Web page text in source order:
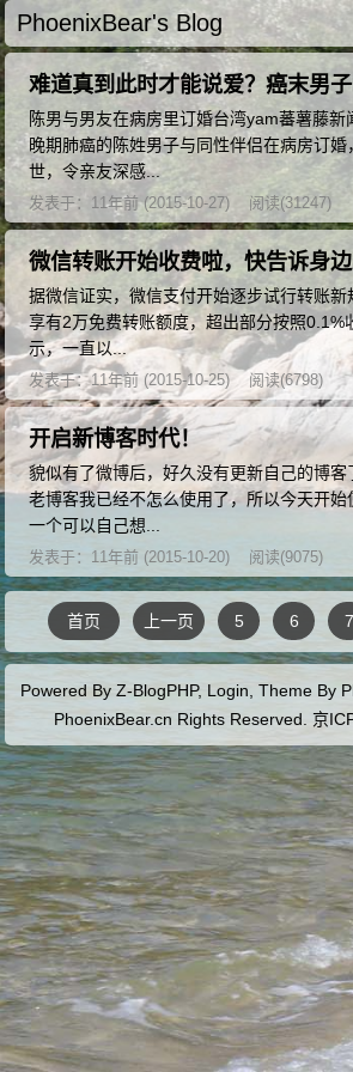
PhoenixBear's Blog
陈男与男友在病房里订婚台湾yam蕃薯藤
晚期肺癌的陈姓男子与同性伴侣在病房订
世，令亲友深感...
发表于：11年前 (2015-10-27) 阅读(31247)
微信转账开始收费啦，快告诉身
据微信证实，微信支付开始逐步试行转账
享有2万免费转账额度，超出部分按照0.1%
示，一直以...
发表于：11年前 (2015-10-25) 阅读(6798)
开启新博客时代！
貌似有了微博后，好久没有更新自己的博客
老博客我已经不怎么使用了，所以今天开
一个可以自己想...
发表于：11年前 (2015-10-20) 阅读(9075)
首页 上一页 5 6 7
Powered By Z-BlogPHP, Login, Theme By
PhoenixBear.cn Rights Reserved. 京